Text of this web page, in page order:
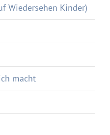
Wiedersehen Kinder)
macht